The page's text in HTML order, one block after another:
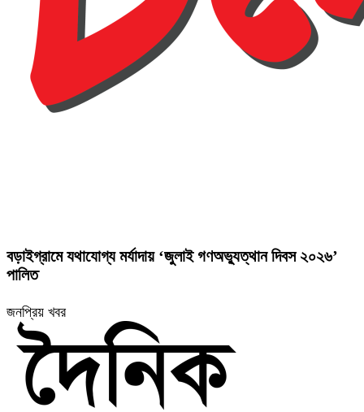
বড়াইগ্রামে যথাযোগ্য মর্যাদায় ‘জুলাই গণঅভ্যুত্থান দিবস ২০২৬’
পালিত
জনপ্রিয় খবর